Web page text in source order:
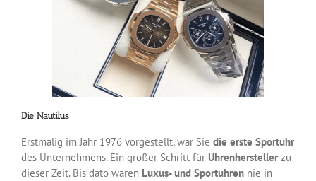
Die Nautilus
Erstmalig im Jahr 1976 vorgestellt, war Sie die erste Sportuhr
des Unternehmens. Ein großer Schritt für Uhrenherstellerzu
dieser Zeit. Bis dato waren Luxus- und Sportuhrennie in